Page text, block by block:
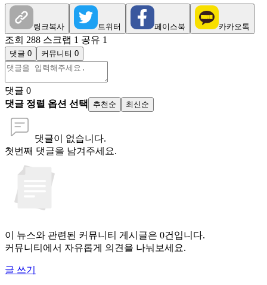
링크복사 트위터 페이스북 카카오톡
조회 288 스크랩 1 공유 1
댓글 0 커뮤니티 0
댓글 0
댓글 정렬 옵션 선택
추천순 최신순
댓글이 없습니다.
첫번째 댓글을 남겨주세요.
이 뉴스와 관련된 커뮤니티 게시글은 0건입니다.
커뮤니티에서 자유롭게 의견을 나눠보세요.
글 쓰기